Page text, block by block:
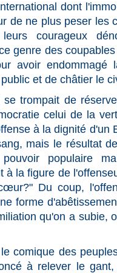
dont
de ne plus peser les
courageux
genre des
avoir
et de châtier le
trompait de
celui de la
à la dignité d'un
mais le résultat
populaire
à la figure de
Du coup,
forme
qu'on a subie,
comique des
à relever le